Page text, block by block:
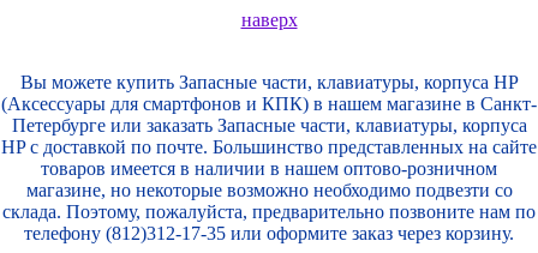
наверх
Вы можете купить Запасные части, клавиатуры, корпуса HP
(Аксессуары для смартфонов и КПК) в нашем магазине в Санкт-
Петербурге или заказать Запасные части, клавиатуры, корпуса
HP с доставкой по почте. Большинство представленных на сайте
товаров имеется в наличии в нашем оптово-розничном
магазине, но некоторые возможно необходимо подвезти со
склада. Поэтому, пожалуйста, предварительно позвоните нам по
телефону (812)312-17-35 или оформите заказ через корзину.